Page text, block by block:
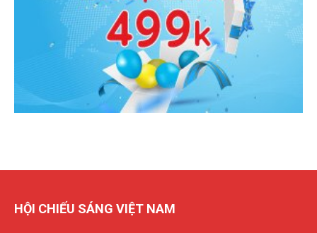
HỘI CHIẾU SÁNG VIỆT NAM